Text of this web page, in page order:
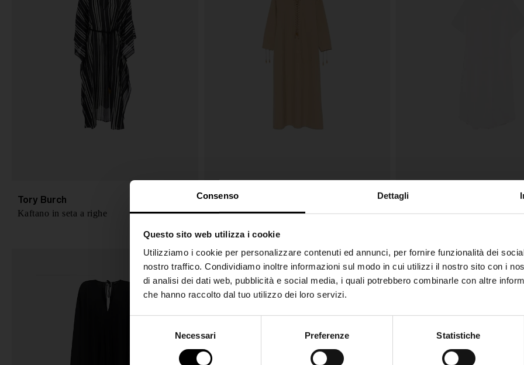
Consenso Dettagli
Questo sito web utilizza i cookie
Utilizziamo i cookie per personalizzare contenuti ed annunci, per fornire funzionalità dei
nostro traffico. Condividiamo inoltre informazioni sul modo in cui utilizzi il nostro sito con i
di analisi dei dati web, pubblicità e social media, i quali potrebbero combinarle con altre
che hanno raccolto dal tuo utilizzo dei loro servizi.
Necessari Preferenze Statistiche
Tory Burch
Kaftano in seta a righe
Tory Burch € 875,00
Kaftano in lino
Ermanno Scervino
Long kaftan
SHIPPING TO UNITED STATES?
The shipping costs and items price are based on
destination country
Join the Club